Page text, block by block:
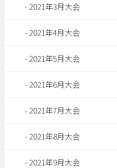
2021年3月大会
2021年4月大会
2021年5月大会
2021年6月大会
2021年7月大会
2021年8月大会
2021年9月大会